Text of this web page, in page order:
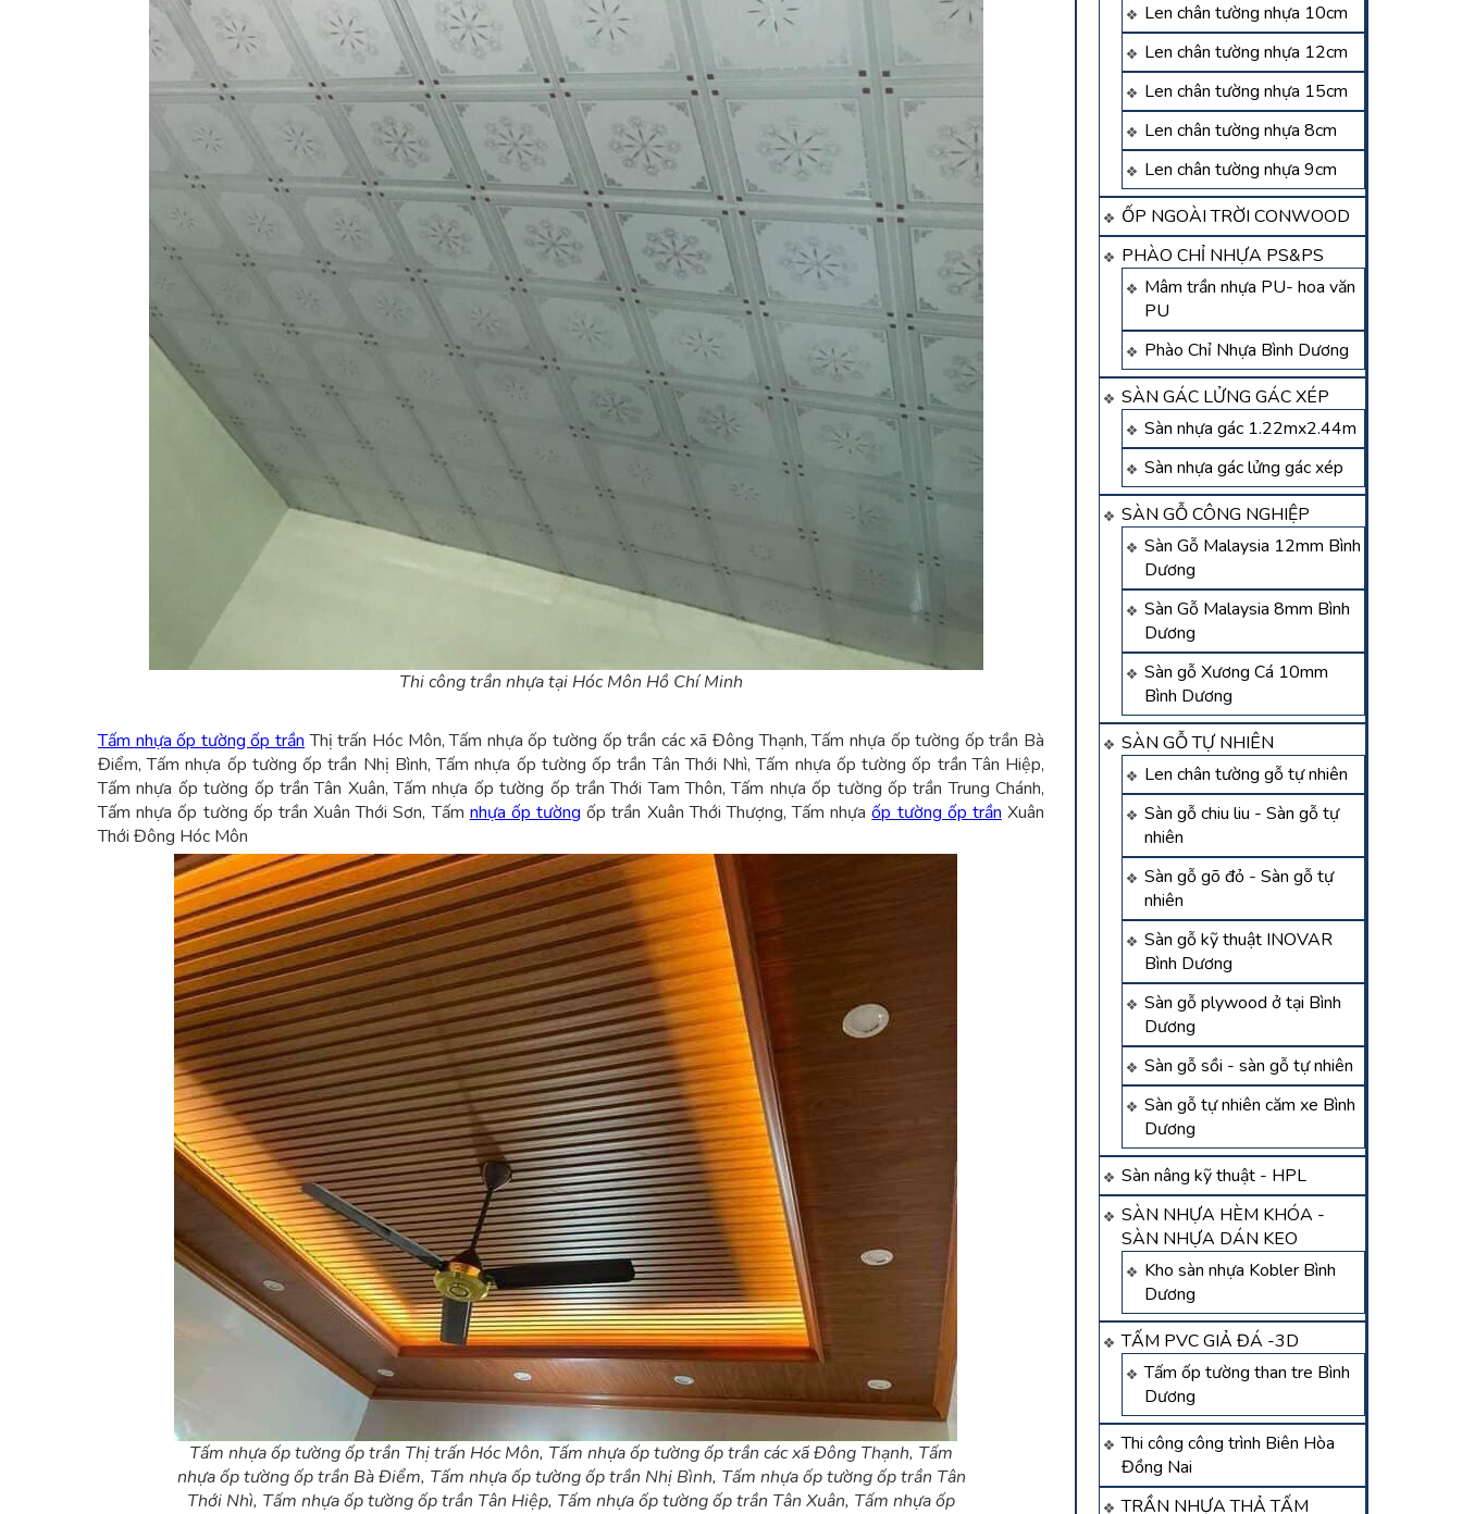
Len chân tường nhựa 10cm
Len chân tường nhựa 12cm
Len chân tường nhựa 15cm
Len chân tường nhựa 8cm
Len chân tường nhựa 9cm
ỐP NGOÀI TRỜI CONWOOD
PHÀO CHỈ NHỰA PS&PS
Mâm trần nhựa PU- hoa văn
PU
Phào Chỉ Nhựa Bình Dương
SÀN GÁC LỬNG GÁC XÉP
Sàn nhựa gác 1.22mx2.44m
Sàn nhựa gác lửng gác xép
SÀN GỖ CÔNG NGHIỆP
Sàn Gỗ Malaysia 12mm Bình
Dương
Sàn Gỗ Malaysia 8mm Bình
Dương
Sàn gỗ Xương Cá 10mm
Bình Dương
SÀN GỖ TỰ NHIÊN
Len chân tường gỗ tự nhiên
Sàn gỗ chiu liu - Sàn gỗ tự
nhiên
Sàn gỗ gõ đỏ - Sàn gỗ tự
nhiên
Sàn gỗ kỹ thuật INOVAR
Bình Dương
Sàn gỗ plywood ở tại Bình
Dương
Sàn gỗ sồi - sàn gỗ tự nhiên
Sàn gỗ tự nhiên căm xe Bình
Dương
Sàn nâng kỹ thuật - HPL
SÀN NHỰA HÈM KHÓA -
SÀN NHỰA DÁN KEO
Kho sàn nhựa Kobler Bình
Dương
TẤM PVC GIẢ ĐÁ -3D
Tấm ốp tường than tre Bình
Dương
Thi công công trình Biên Hòa
Đồng Nai
TRẦN NHỰA THẢ TẤM
Thi công trần nhựa tại Hóc Môn Hồ Chí Minh
Tấm nhựa ốp tường ốp trần Thị trấn Hóc Môn, Tấm nhựa ốp tường ốp trần các xã Đông Thạnh, Tấm nhựa ốp tường ốp trần Bà
Điểm, Tấm nhựa ốp tường ốp trần Nhị Bình, Tấm nhựa ốp tường ốp trần Tân Thới Nhì, Tấm nhựa ốp tường ốp trần Tân Hiệp,
Tấm nhựa ốp tường ốp trần Tân Xuân, Tấm nhựa ốp tường ốp trần Thới Tam Thôn, Tấm nhựa ốp tường ốp trần Trung Chánh,
Tấm nhựa ốp tường ốp trần Xuân Thới Sơn, Tấm nhựa ốp tường ốp trần Xuân Thới Thượng, Tấm nhựaốp tường ốp trần Xuân
Thới Đông Hóc Môn
Tấm nhựa ốp tường ốp trần Thị trấn Hóc Môn, Tấm nhựa ốp tường ốp trần các xã Đông Thạnh, Tấm
nhựa ốp tường ốp trần Bà Điểm, Tấm nhựa ốp tường ốp trần Nhị Bình, Tấm nhựa ốp tường ốp trần Tân
Thới Nhì, Tấm nhựa ốp tường ốp trần Tân Hiệp, Tấm nhựa ốp tường ốp trần Tân Xuân, Tấm nhựa ốp